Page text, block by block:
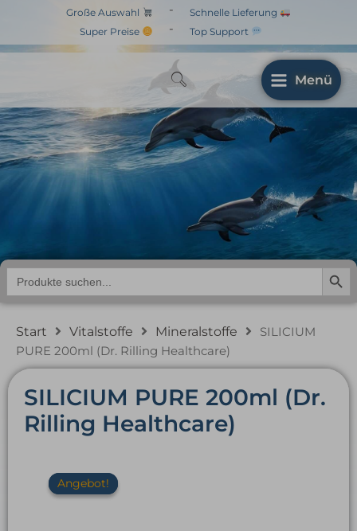
springen
Große Auswahl
Super Preise
-
-
Schnelle Lieferung
Top Support
Menü
SILICIUM PURE 200ml
(Dr. Rilling Healthcare)
Search
for:
Search
Start Vitalstoffe Mineralstoffe
SILICIUM
PURE 200ml (Dr. Rilling Healthcare)
SILICIUM PURE 200ml (Dr.
Rilling Healthcare)